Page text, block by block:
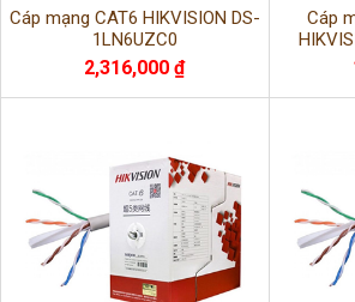
Cáp mạng CAT6 HIKVISION DS-
1LN6UZC0
2,316,000 ₫
Cáp